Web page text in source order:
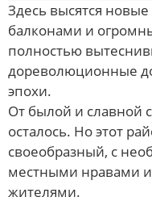
Здесь высятся
балконами и
полностью
дореволюционные
эпохи.
От былой и славной
осталось. Но этот
своеобразный, с
местными нравами
жителями.